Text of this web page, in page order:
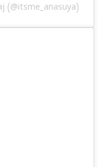
(@itsme_anasuya)